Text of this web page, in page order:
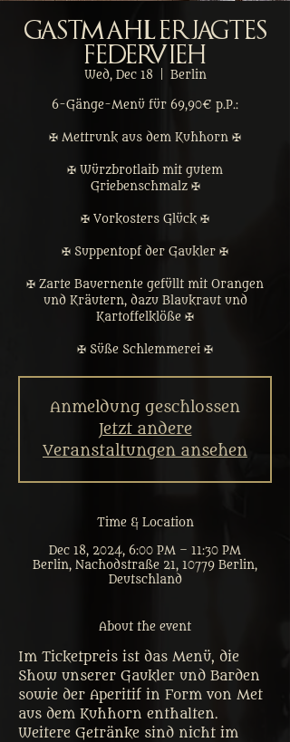
Gastmahl Erjagtes
Federvieh
Wed, Dec 18 Berlin
6-Gänge-Menü für 69,90€ p.P.:
✠ Mettrunk aus dem Kuhhorn ✠
✠ Würzbrotlaib mit gutem
Griebenschmalz ✠
✠ Vorkosters Glück ✠
✠ Suppentopf der Gaukler ✠
✠ Zarte Bauernente gefüllt mit Orangen
und Kräutern, dazu Blaukraut und
Kartoffelklöße ✠
✠ Süße Schlemmerei ✠
Anmeldung geschlossen
Jetzt andere
Veranstaltungen ansehen
Time & Location
Dec 18, 2024, 6:00 PM – 11:30 PM
Berlin, Nachodstraße 21, 10779 Berlin,
Deutschland
About the event
Im Ticketpreis ist das Menü, die
Show unserer Gaukler und Barden
sowie der Aperitif in Form von Met
aus dem Kuhhorn enthalten.
Weitere Getränke sind nicht im